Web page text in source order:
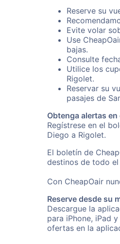
Reserve su
Evite volar
Use
bajas.
Consulte
Utilice los
Rigolet.
Reservar su
pasajes de
Obtenga alertas
Regístrese en el
Diego a Rigolet.
El boletín de
destinos de todo
Con CheapOair
Reserve desde su
Descargue la
para iPhone, iPad
ofertas en la